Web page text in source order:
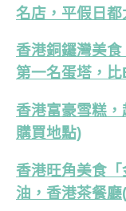
名店，平假日
香港銅鑼灣美
第一名蛋塔，
香港富豪雪糕
購買地點)
香港旺角美食
油，香港茶餐